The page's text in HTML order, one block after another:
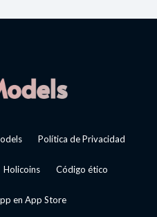
Política de Privacidad
Holicoins Código ético
en App Store